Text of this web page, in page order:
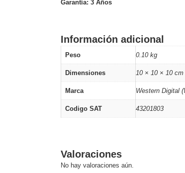
Garantía: 3 Años
Información adicional
Peso 0.10 kg
Dimensiones 10 × 10 × 10 cm
Marca Western Digital
Codigo SAT 43201803
Valoraciones
No hay valoraciones aún.